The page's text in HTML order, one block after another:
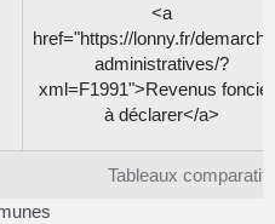
Tableaux
<a
href="https://lonny.fr/
administratives/?
xml=F1991">Revenus
à déclarer</a>